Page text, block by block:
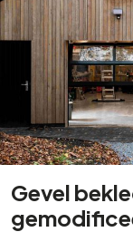
Gevel